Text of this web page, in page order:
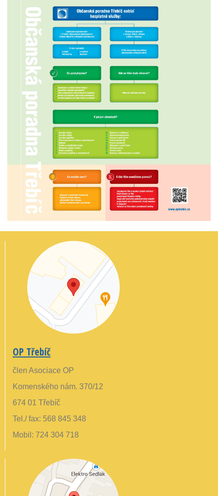
OP Třebíč
člen Asociace OP
Komenského nám. 370/12
674 01 Třebíč
Tel./ fax: 568 845 348
Mobil: 724 304 718